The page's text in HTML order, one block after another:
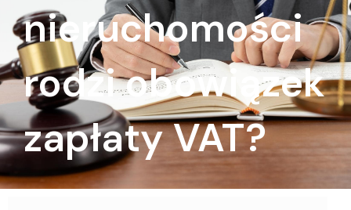
nieruchomości
rodzi obowiązek
zapłaty VAT?